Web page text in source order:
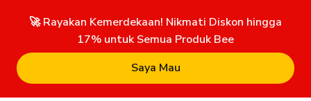
🚀 Rayakan Kemerdekaan! Nikmati Diskon hingga
17% untuk Semua Produk Bee
Saya Mau